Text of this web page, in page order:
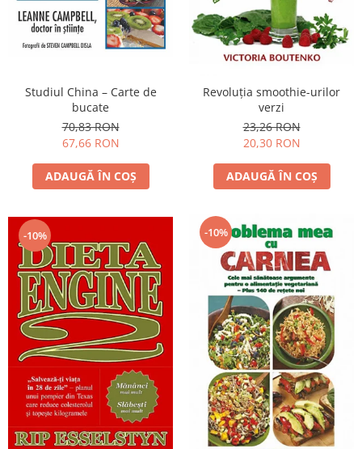
Studiul China – Carte de
bucate
70,83 RON
67,66 RON
ADAUGĂ ÎN COȘ
Revoluţia smoothie-urilor
verzi
23,26 RON
20,30 RON
ADAUGĂ ÎN COȘ
-10% -10%